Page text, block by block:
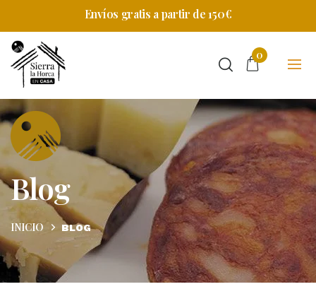
Envíos gratis a partir de 150€
0
Blog
INICIO BLOG
en
casa